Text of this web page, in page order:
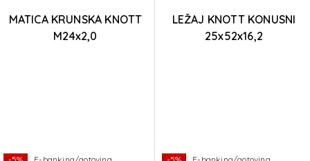
MATICA KRUNSKA KNOTT
M24x2,0
LEŽAJ KNOTT KONUSNI
25x52x16,2